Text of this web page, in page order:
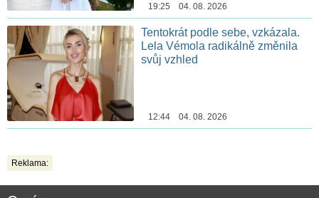
19:25 04. 08. 2026
Tentokrát podle sebe, vzkázala.
Lela Vémola radikálně změnila
svůj vzhled
12:44 04. 08. 2026
Reklama: